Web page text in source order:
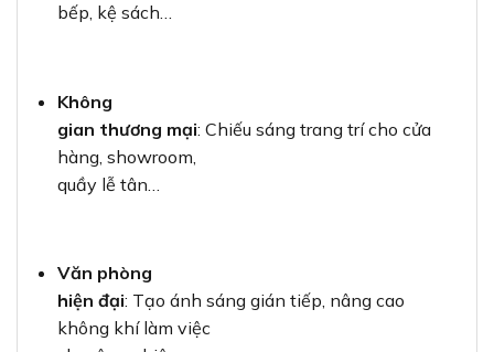
bếp, kệ sách…
Không
gian thương mại: Chiếu sáng trang trí cho cửa
hàng, showroom,
quầy lễ tân…
Văn phòng
hiện đại: Tạo ánh sáng gián tiếp, nâng cao
không khí làm việc